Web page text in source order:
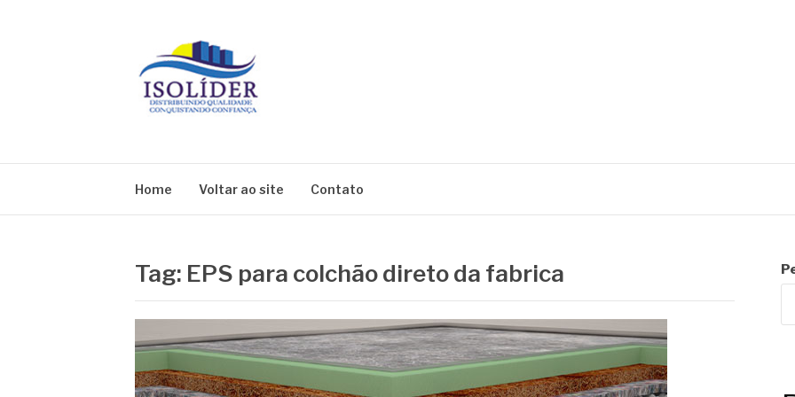
Home Voltar ao site Contato
Tag: EPS para colchão direto da fabrica